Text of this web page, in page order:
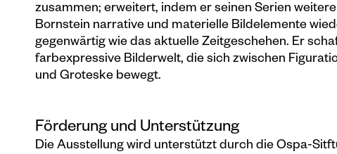
zusammen; erweitert, indem er seinen Serien
Bornstein narrative und materielle Bildelemente
gegenwärtig wie das aktuelle Zeitgeschehen. Er
farbexpressive Bilderwelt, die sich zwischen
und Groteske bewegt.
Förderung und Unterstützung
Die Ausstellung wird unterstützt durch die Ospa-